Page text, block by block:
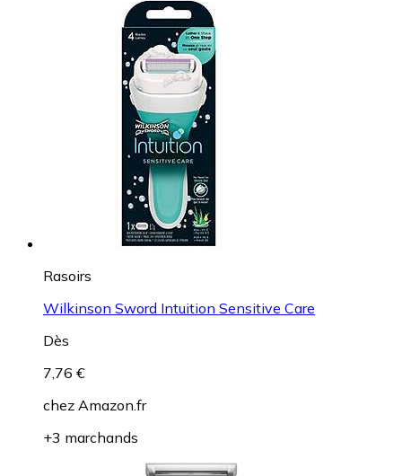
Rasoirs
Wilkinson Sword Intuition Sensitive Care
Dès
7,76 €
chez Amazon.fr
+3 marchands